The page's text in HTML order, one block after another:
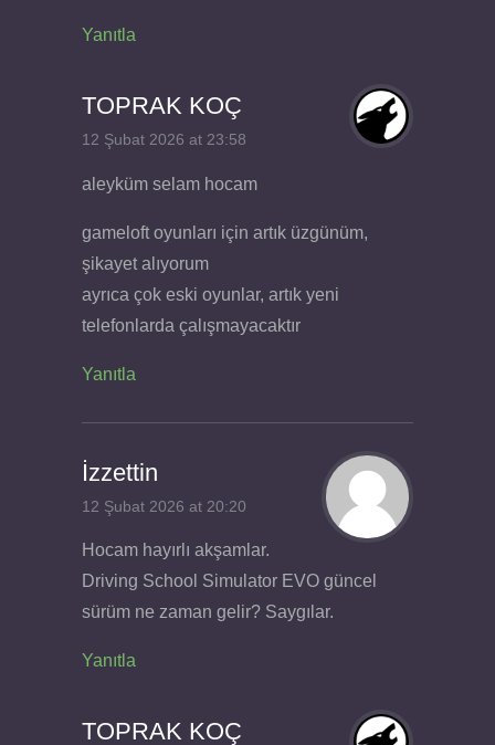
Yanıtla
TOPRAK KOÇ
12 Şubat 2026 at 23:58
aleyküm selam hocam
gameloft oyunları için artık üzgünüm,
şikayet alıyorum
ayrıca çok eski oyunlar, artık yeni
telefonlarda çalışmayacaktır
Yanıtla
İzzettin
12 Şubat 2026 at 20:20
Hocam hayırlı akşamlar.
Driving School Simulator EVO güncel
sürüm ne zaman gelir? Saygılar.
Yanıtla
TOPRAK KOÇ